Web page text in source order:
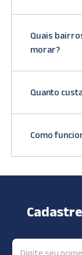
Quais
morar?
Quanto
Como